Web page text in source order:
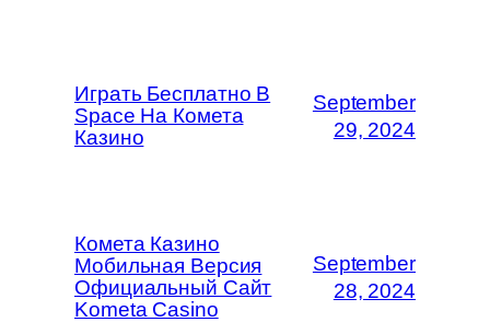
Играть Бесплатно В
Space На Комета
Казино
September
29, 2024
Комета Казино
Мобильная Версия
Официальный Сайт
Kometa Casino
September
28, 2024